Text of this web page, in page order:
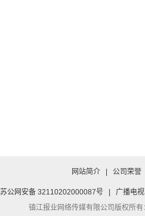
网站简介 公司荣誉
苏公网安备 32110202000087号
广播电
镇江报业网络传媒有限公司版权所